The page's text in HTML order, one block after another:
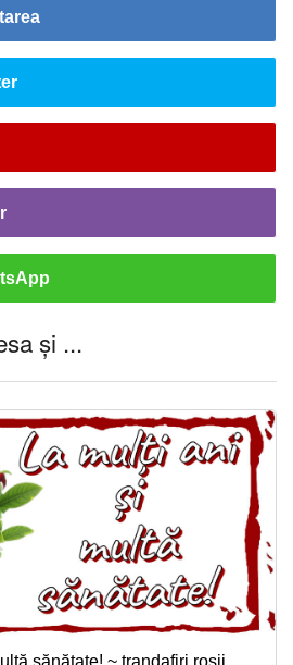
și ...
sănătate! ~ trandafiri roșii